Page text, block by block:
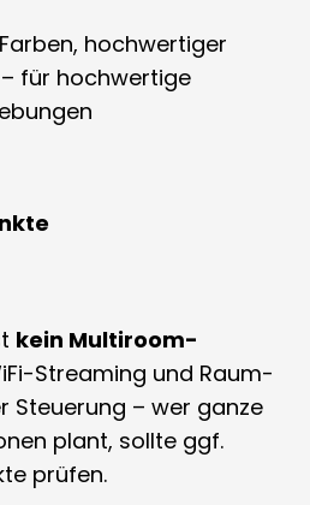
hochwertiger
– für hochwertige
kein Multiroom-
Streaming und Raum­
Steuerung – wer ganze
plant, sollte ggf.
prüfen.